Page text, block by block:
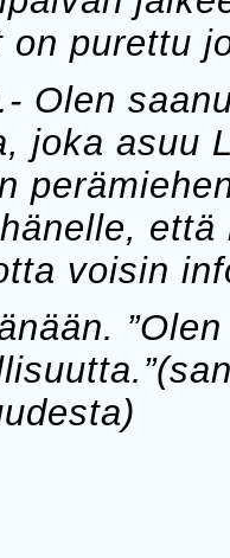
on purettu
Olen
joka asuu
voisin